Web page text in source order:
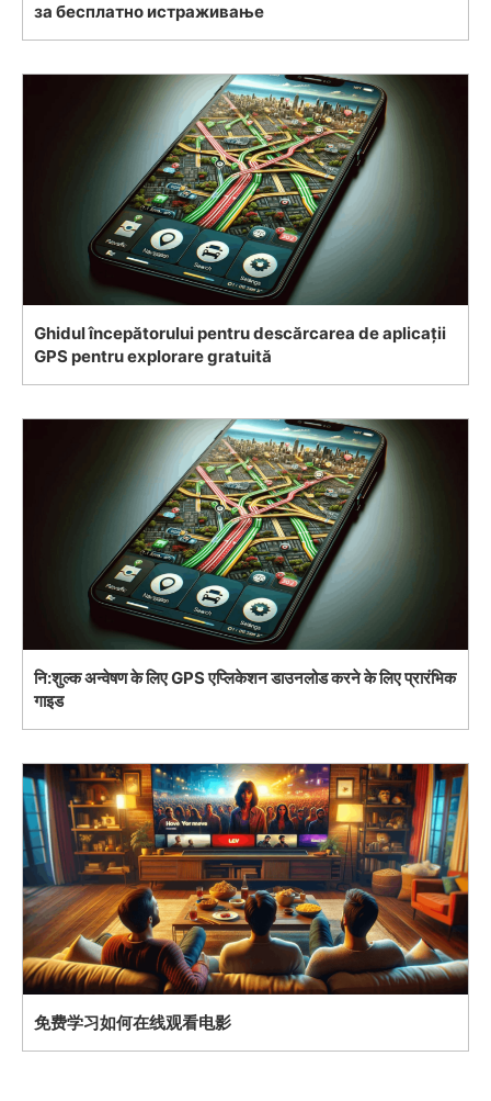
за бесплатно истраживање
Ghidul începătorului pentru descărcarea de aplicații
GPS pentru explorare gratuită
नि:शुल्क अन्वेषण के लिए GPS एप्लिकेशन डाउनलोड करने के लिए प्रारंभिक
गाइड
免费学习如何在线观看电影